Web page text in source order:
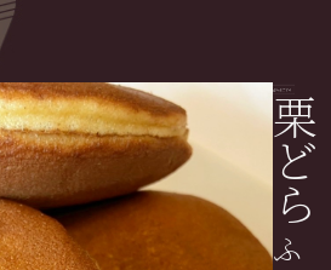
栗
ど
ら
ふ